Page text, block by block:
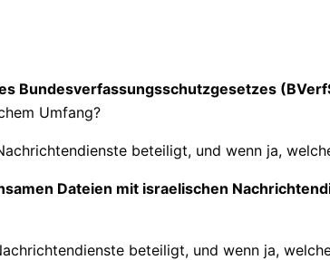
Bundesverfassungsschutzgesetzes
Umfang?
beteiligt, und wenn ja,
Dateien mit israelischen
beteiligt, und wenn ja,